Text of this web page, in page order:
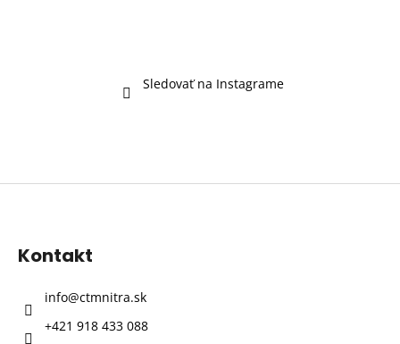
Sledovať na Instagrame
Z
Kontakt
info@ctmnitra.sk
+421 918 433 088